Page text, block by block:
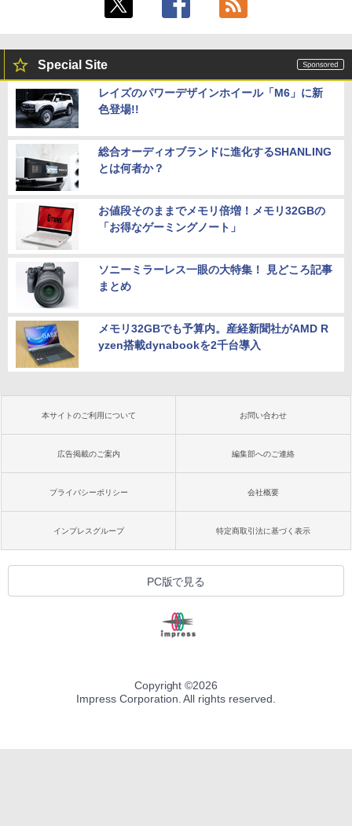
Special Site
レイズのパワーデザインホイール「M6」に新
色登場!!
総合オーディオブランドに進化するSHANLING
とは何者か？
お値段そのままでメモリ倍増！メモリ32GBの
「お得なゲーミングノート」
ソニーミラーレス一眼の大特集！ 見どころ記事
まとめ
メモリ32GBでも予算内。産経新聞社がAMD R
yzen搭載dynabookを2千台導入
本サイトのご利用について お問い合わせ
広告掲載のご案内 編集部へのご連絡
プライバシーポリシー 会社概要
インプレスグループ 特定商取引法に基づく表示
PC版で見る
Copyright ©2026
Impress Corporation. All rights reserved.